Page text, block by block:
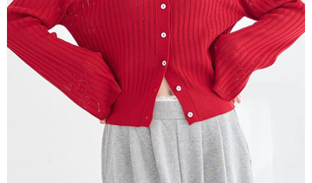
【注意事項】
１．透過由恩沛科技股份有限公司提供之「AFTEE先享後付」服務完成之交
易，需依本服務之必要範圍內提供個人資料，並將交易相關給付款項請求債
權轉讓予恩沛科技股份有限公司。
２．關於個人資料處理事宜，請瀏覽以下網址：
https://aftee.tw/terms/#terms3
３．未成年的使用者請事先徵得法定代理人或監護人之同意方可使用
「AFTEE先享後付」，若未經同意申辦者引起之損失，本公司不負相關責
４．使用「AFTEE先享後付」時，將依據個別帳號之用戶狀況，依本公司即
時審查核予不同之上限額度；若仍有額度不足之情形，本公司將視審查結果
請求用戶進行身份認證。
５．嚴禁一人註冊多個帳號或使用他人資訊註冊。若發現惡意使用之情形，
恩沛科技股份有限公司將有權停止該用戶之使用額度並採取法律行動。
7-11取貨付款
每筆NT$60，滿NT$1,500(含以上)免運費
7-11純取貨
每筆NT$60，滿NT$1,500(含以上)免運費
每筆NT$90，滿NT$1,500(含以上)免運費